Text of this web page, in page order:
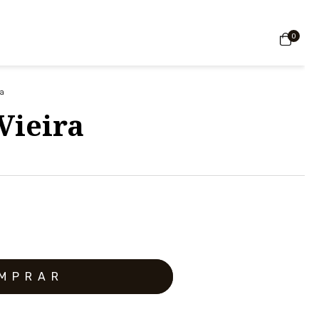
0